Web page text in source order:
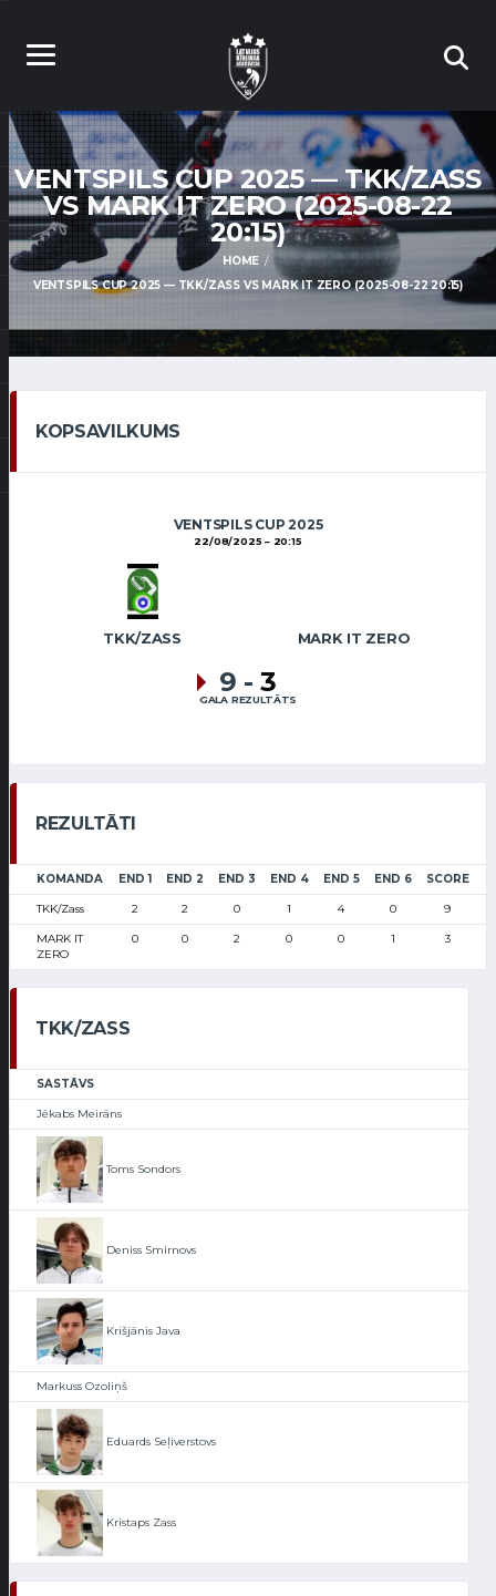
VENTSPILS CUP 2025 — TKK/ZASS
VS MARK IT ZERO (2025-08-22
20:15)
HOME
VENTSPILS CUP 2025 — TKK/ZASS VS MARK IT ZERO (2025-08-22 20:15)
KOPSAVILKUMS
VENTSPILS CUP 2025
22/08/2025 20:15
TKK/ZASS MARK IT ZERO
9 - 3
GALA REZULTĀTS
REZULTĀTI
KOMANDA END 1 END 2 END 3 END 4 END 5 END 6 SCORE
TKK/Zass 2 2 0 1 4 0 9
MARK IT
ZERO
0 0 2 0 0 1 3
TKK/ZASS
SASTĀVS
Jēkabs Meirāns
Toms Sondors
Deniss Smirnovs
Krišjānis Java
Markuss Ozoliņš
Eduards Seļiverstovs
Kristaps Zass